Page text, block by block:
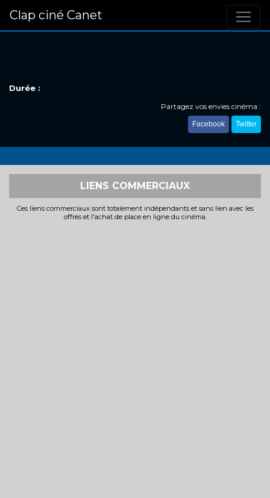
Clap ciné Canet
Durée :
Partagez vos envies cinéma :
Facebook Twitter
LIENS COMMERCIAUX
Ces liens commerciaux sont totalement indépendants et sans lien avec les
offres et l'achat de place en ligne du cinéma.